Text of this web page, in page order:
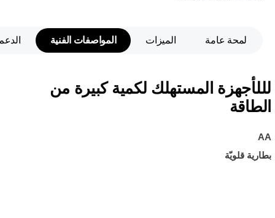
لمحة عامة الميزات المواصفات الفنية
لللأجهزة المستهلك لكمية كبيرة من
الطاقة
AA
بطارية قلويّة